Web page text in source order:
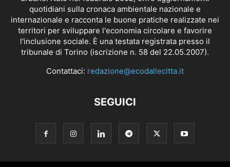
quotidiani sulla cronaca ambientale nazionale e
internazionale e racconta le buone pratiche realizzate nei
territori per sviluppare l'economia circolare e favorire
l'inclusione sociale. È una testata registrata presso il
tribunale di Torino (iscrizione n. 58 del 22.05.2007).
Contattaci: redazione@ecodallecitta.it
SEGUICI